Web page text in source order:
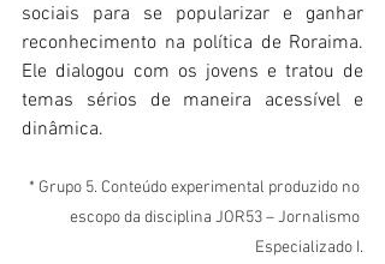
sociais para se popularizar e ganhar
reconhecimento na política de Roraima.
Ele dialogou com os jovens e tratou de
temas sérios de maneira acessível e
dinâmica.
* Grupo 5. Conteúdo experimental produzido no
escopo da disciplina JOR53 – Jornalismo
Especializado I.